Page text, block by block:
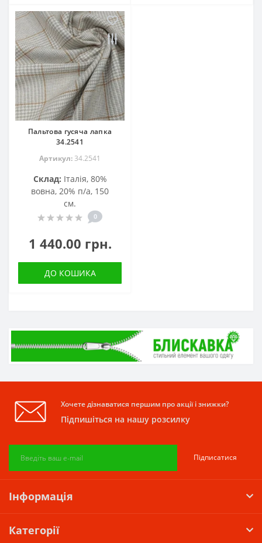
Пальтова гусяча лапка
34.2541
Артикул: 34.2541
Склад: Італія, 80%
вовна, 20% п/а, 150
см.
0
1 440.00 грн.
ДО КОШИКА
Хочете дізнаватися першим про акції і знижки?
Підпишіться на нашу розсилку
Підписатися
Інформація
Категорії